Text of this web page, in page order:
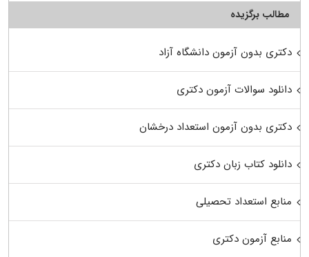
مطالب برگزیده
دکتری بدون آزمون دانشگاه آزاد
دانلود سوالات آزمون دکتری
دکتری بدون آزمون استعداد درخشان
دانلود کتاب زبان دکتری
منابع استعداد تحصیلی
منابع آزمون دکتری